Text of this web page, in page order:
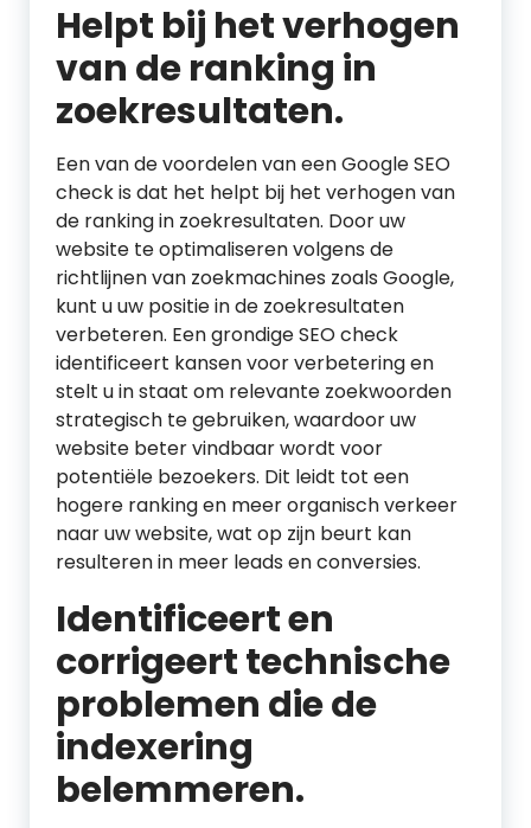
Helpt bij het verhogen
van de ranking in
zoekresultaten.
Een van de voordelen van een Google SEO
check is dat het helpt bij het verhogen van
de ranking in zoekresultaten. Door uw
website te optimaliseren volgens de
richtlijnen van zoekmachines zoals Google,
kunt u uw positie in de zoekresultaten
verbeteren. Een grondige SEO check
identificeert kansen voor verbetering en
stelt u in staat om relevante zoekwoorden
strategisch te gebruiken, waardoor uw
website beter vindbaar wordt voor
potentiële bezoekers. Dit leidt tot een
hogere ranking en meer organisch verkeer
naar uw website, wat op zijn beurt kan
resulteren in meer leads en conversies.
Identificeert en
corrigeert technische
problemen die de
indexering
belemmeren.